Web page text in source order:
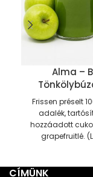
Alma –
Frissen préselt
adalék,
hozzáadott
grapefruitlé.
Fogyasztható 0-
CÍMÜNK